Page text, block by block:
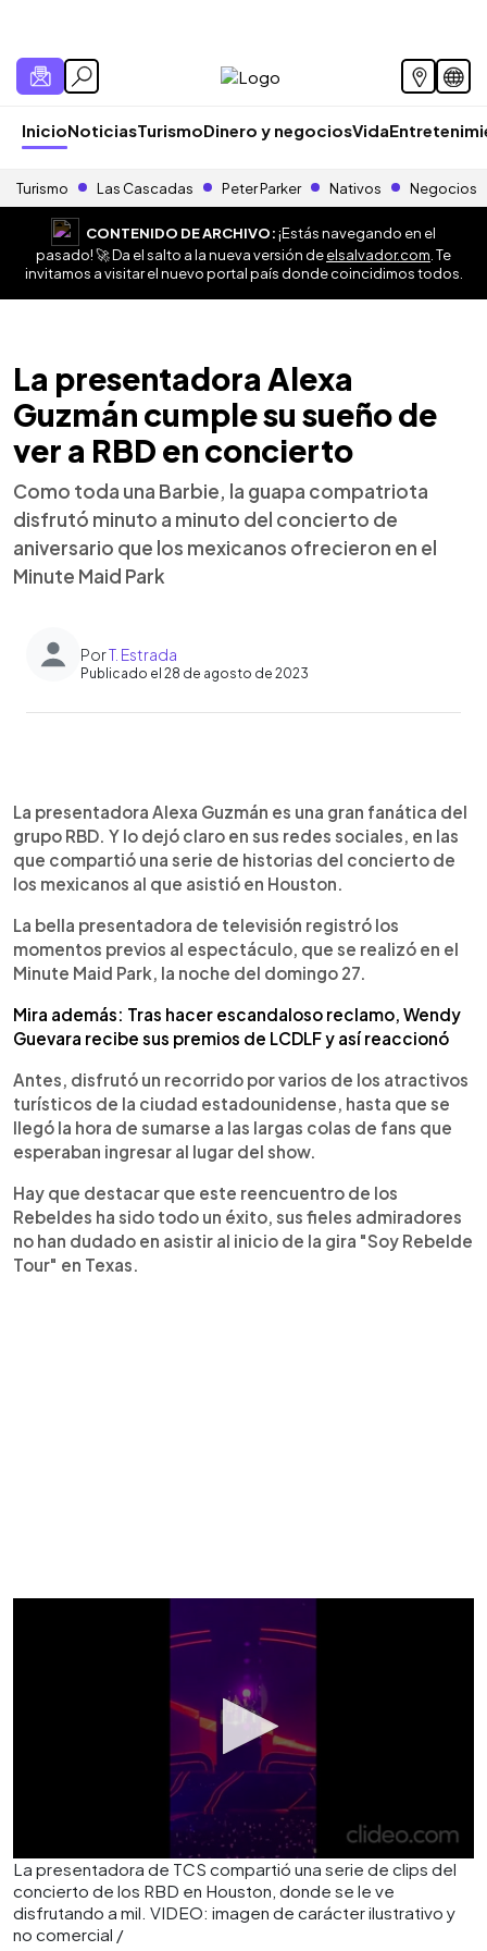
InicioNoticiasTurismoDinero y negociosVida
Turismo Las Cascadas Peter Parker Nativos Negocios
CONTENIDO DE ARCHIVO:¡Estás navegando en el
pasado! 🚀 Da el salto a la nueva versión deelsalvador.com . Te
invitamos a visitar el nuevo portal país donde coincidimos todos.
La presentadora Alexa
Guzmán cumple su sueño de
ver a RBD en concierto
Como toda una Barbie, la guapa compatriota
disfrutó minuto a minuto del concierto de
aniversario que los mexicanos ofrecieron en el
Minute Maid Park
PorT. Estrada
Publicado el 28 de agosto de 2023
Escuchar artículo
La presentadora Alexa Guzmán es una gran fanática del
grupo RBD. Y lo dejó claro en sus redes sociales, en las
que compartió una serie de historias del concierto de
los mexicanos al que asistió en Houston.
La bella presentadora de televisión registró los
momentos previos al espectáculo, que se realizó en el
Minute Maid Park, la noche del domingo 27.
Mira además: Tras hacer escandaloso reclamo, Wendy
Guevara recibe sus premios de LCDLF y así reaccionó
Antes, disfrutó un recorrido por varios de los atractivos
turísticos de la ciudad estadounidense, hasta que se
llegó la hora de sumarse a las largas colas de fans que
esperaban ingresar al lugar del show.
Hay que destacar que este reencuentro de los
Rebeldes ha sido todo un éxito, sus fieles admiradores
no han dudado en asistir al inicio de la gira "Soy Rebelde
Tour" en Texas.
La presentadora de TCS compartió una serie de clips del
concierto de los RBD en Houston, donde se le ve
disfrutando a mil. VIDEO: imagen de carácter ilustrativo y
no comercial /